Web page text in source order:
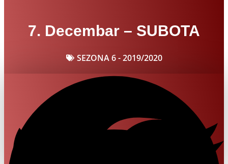
7. Decembar – SUBOTA
SEZONA 6 - 2019/2020